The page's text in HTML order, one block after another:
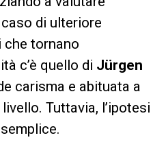
di ulteriore
che tornano
c’è quello di Jürgen
carisma e abituata a
Tuttavia, l’ipotesi